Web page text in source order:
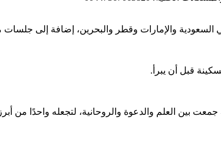
السعودية والإمارات وقطر والبحرين، إضافة إلى جلسات
قبل أن يبرأ.
العلم والدعوة والروحانية، لتجعله واحدًا من أبرز